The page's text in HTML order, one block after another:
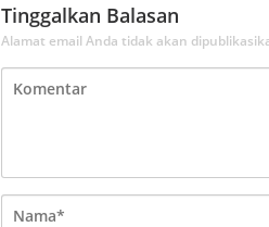
Tinggalkan Balasan
Alamat email Anda tidak akan